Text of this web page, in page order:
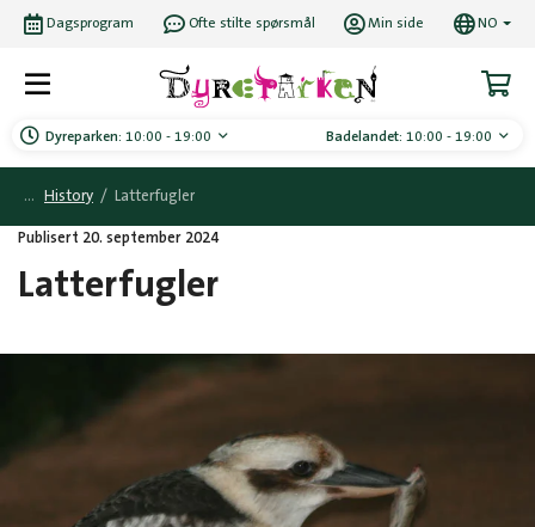
Dyreparken: 10:00 - 19:00 Badelandet: 10:00 - 19:00
Dagsprogram Ofte stilte spørsmål Min side NO
History / Latterfugler
Publisert 20. september 2024
Latterfugler